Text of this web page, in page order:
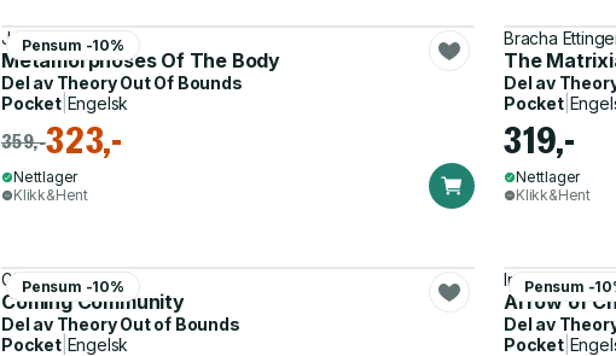
Pensum -10%
Jose Gil
Metamorphoses Of The Body
Del av Theory Out Of Bounds
Pocket| Engelsk
359,-323,-
Nettlager
Klikk&Hent
Bracha
The
Del av
Pocket|
319,-
Nettlager
Klikk&Hent
Pensum -10%
Giorgio Agamben
Coming Community
Del av Theory Out of Bounds
Pocket| Engelsk
Pensum -
Ira Livingston
Arrow of
Del av
Pocket|